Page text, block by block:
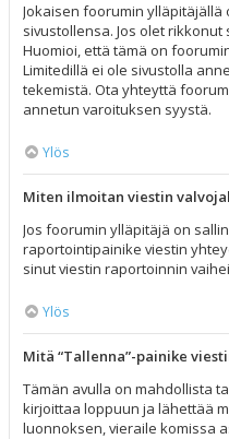
Jokaisen foorumin
sivustollensa. Jos olet
Huomioi, että tämä on
Limitedillä ei ole sivustolla
tekemistä. Ota yhteyttä
annetun varoituksen syystä.
Ylös
Miten ilmoitan viestin
Jos foorumin ylläpitäjä on
raportointipainike viestin
sinut viestin raportoinnin
Ylös
Mitä “Tallenna”-painike
Tämän avulla on mahdollista
kirjoittaa loppuun ja lähettää
luonnoksen, vieraile komissa